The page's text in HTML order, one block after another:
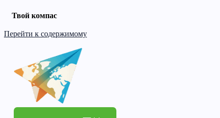
Твой компас
Перейти к содержимому